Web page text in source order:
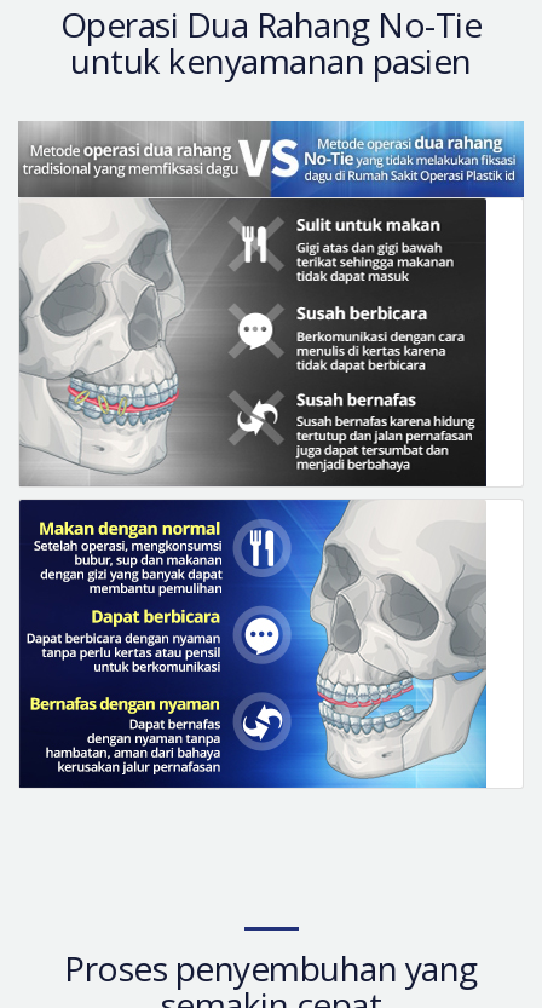
Operasi Dua Rahang No-Tie
untuk kenyamanan pasien
Proses penyembuhan yang